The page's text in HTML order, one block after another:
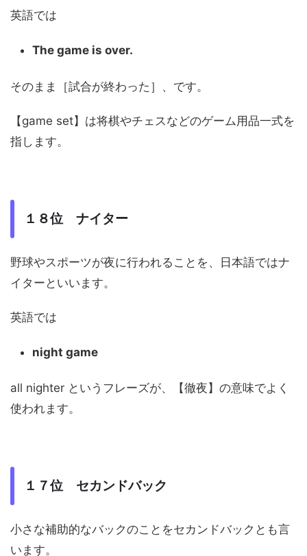
英語では
The game is over.
そのまま［試合が終わった］、です。
【game set】は将棋やチェスなどのゲーム用品一式を
指します。
１８位 ナイター
野球やスポーツが夜に行われることを、日本語ではナ
イターといいます。
英語では
night game
all nighter というフレーズが、【徹夜】の意味でよく
使われます。
１７位 セカンドバック
小さな補助的なバックのことをセカンドバックとも言
います。